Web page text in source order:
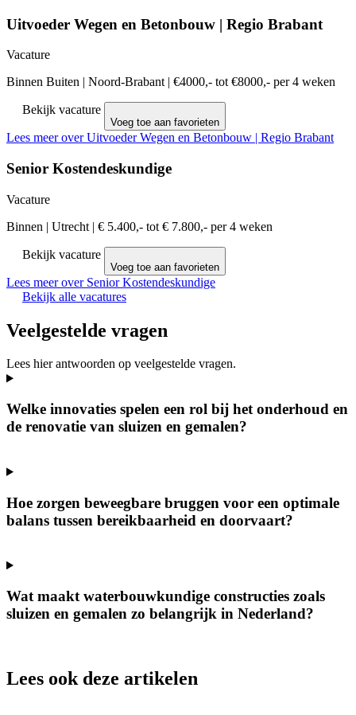
Uitvoeder Wegen en Betonbouw | Regio Brabant
Vacature
Binnen Buiten | Noord-Brabant | €4000,- tot €8000,- per 4 weken
Bekijk vacature
Voeg toe aan favorieten
Lees meer over Uitvoeder Wegen en Betonbouw | Regio Brabant
Senior Kostendeskundige
Vacature
Binnen | Utrecht | € 5.400,- tot € 7.800,- per 4 weken
Bekijk vacature
Voeg toe aan favorieten
Lees meer over Senior Kostendeskundige
Bekijk alle vacatures
Veelgestelde vragen
Lees hier antwoorden op veelgestelde vragen.
Welke innovaties spelen een rol bij het onderhoud en
de renovatie van sluizen en gemalen?
Hoe zorgen beweegbare bruggen voor een optimale
balans tussen bereikbaarheid en doorvaart?
Wat maakt waterbouwkundige constructies zoals
sluizen en gemalen zo belangrijk in Nederland?
Lees ook deze artikelen